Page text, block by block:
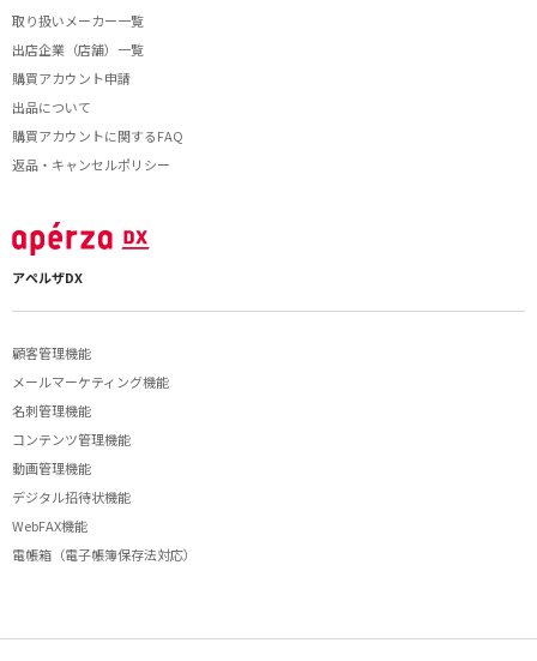
取り扱いメーカー一覧
出店企業（店舗）一覧
購買アカウント申請
出品について
購買アカウントに関するFAQ
返品・キャンセルポリシー
アペルザDX
顧客管理機能
メールマーケティング機能
名刺管理機能
コンテンツ管理機能
動画管理機能
デジタル招待状機能
WebFAX機能
電帳箱（電子帳簿保存法対応）